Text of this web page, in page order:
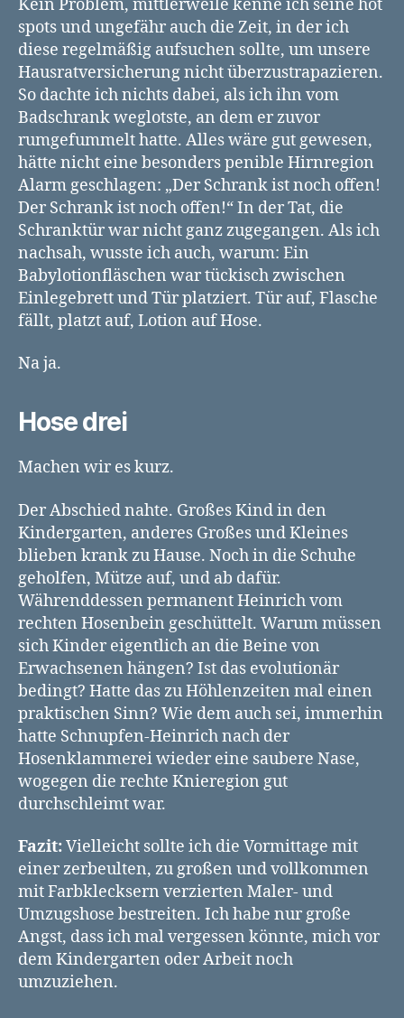
Kein Problem, mittlerweile kenne ich seine hot
spots und ungefähr auch die Zeit, in der ich
diese regelmäßig aufsuchen sollte, um unsere
Hausratversicherung nicht überzustrapazieren.
So dachte ich nichts dabei, als ich ihn vom
Badschrank weglotste, an dem er zuvor
rumgefummelt hatte. Alles wäre gut gewesen,
hätte nicht eine besonders penible Hirnregion
Alarm geschlagen: „Der Schrank ist noch offen!
Der Schrank ist noch offen!“ In der Tat, die
Schranktür war nicht ganz zugegangen. Als ich
nachsah, wusste ich auch, warum: Ein
Babylotionfläschen war tückisch zwischen
Einlegebrett und Tür platziert. Tür auf, Flasche
fällt, platzt auf, Lotion auf Hose.
Na ja.
Hose drei
Machen wir es kurz.
Der Abschied nahte. Großes Kind in den
Kindergarten, anderes Großes und Kleines
blieben krank zu Hause. Noch in die Schuhe
geholfen, Mütze auf, und ab dafür.
Währenddessen permanent Heinrich vom
rechten Hosenbein geschüttelt. Warum müssen
sich Kinder eigentlich an die Beine von
Erwachsenen hängen? Ist das evolutionär
bedingt? Hatte das zu Höhlenzeiten mal einen
praktischen Sinn? Wie dem auch sei, immerhin
hatte Schnupfen-Heinrich nach der
Hosenklammerei wieder eine saubere Nase,
wogegen die rechte Knieregion gut
durchschleimt war.
Fazit:Vielleicht sollte ich die Vormittage mit
einer zerbeulten, zu großen und vollkommen
mit Farbklecksern verzierten Maler- und
Umzugshose bestreiten. Ich habe nur große
Angst, dass ich mal vergessen könnte, mich vor
dem Kindergarten oder Arbeit noch
umzuziehen.